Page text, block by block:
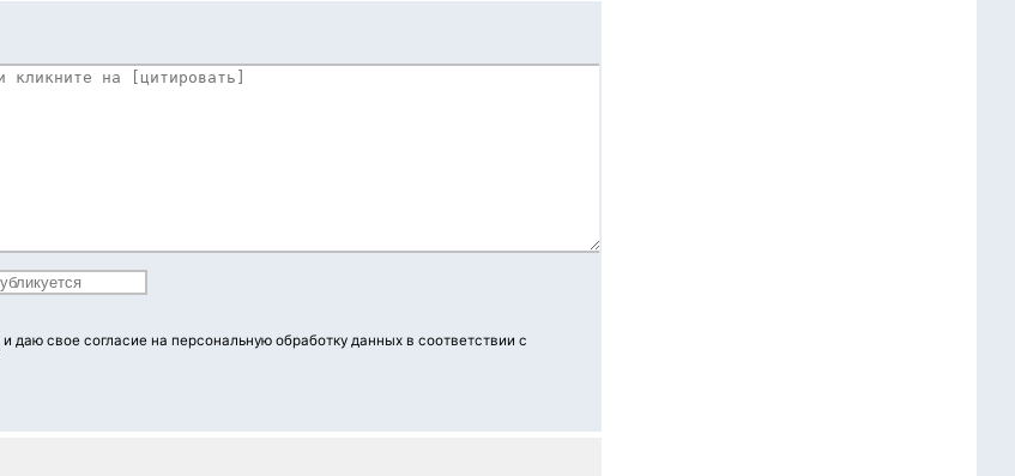
и даю свое согласие на персональную обработку данных в соответствии с